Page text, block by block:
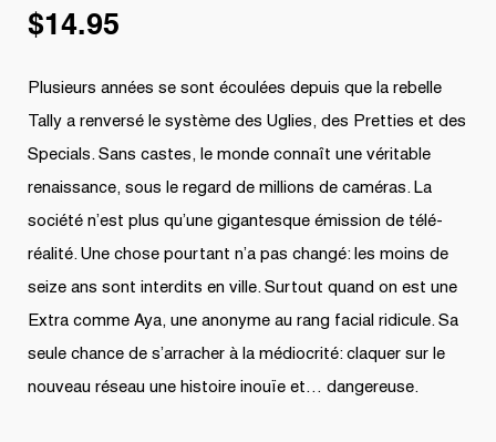
$14.95
Plusieurs années se sont écoulées depuis que la rebelle
Tally a renversé le système des Uglies, des Pretties et des
Specials. Sans castes, le monde connaît une véritable
renaissance, sous le regard de millions de caméras. La
société n’est plus qu’une gigantesque émission de télé-
réalité. Une chose pourtant n’a pas changé: les moins de
seize ans sont interdits en ville. Surtout quand on est une
Extra comme Aya, une anonyme au rang facial ridicule. Sa
seule chance de s’arracher à la médiocrité: claquer sur le
nouveau réseau une histoire inouïe et… dangereuse.